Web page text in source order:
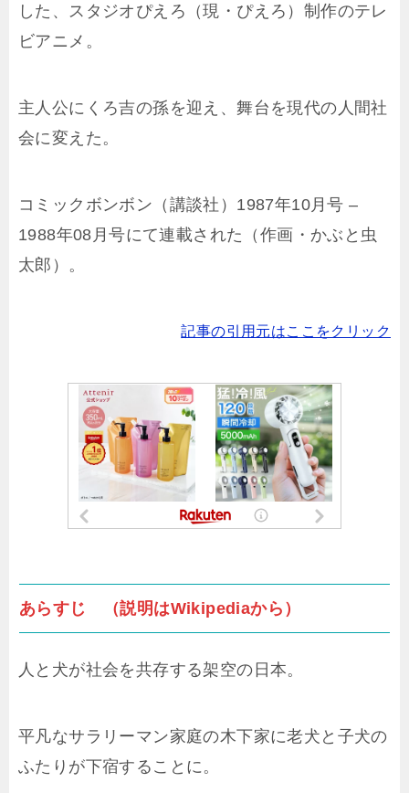
した、スタジオぴえろ（現・ぴえろ）制作のテレ
ビアニメ。
主人公にくろ吉の孫を迎え、舞台を現代の人間社
会に変えた。
コミックボンボン（講談社）1987年10月号 –
1988年08月号にて連載された（作画・かぶと虫
太郎）。
記事の引用元はここをクリック
あらすじ （説明はWikipediaから）
人と犬が社会を共存する架空の日本。
平凡なサラリーマン家庭の木下家に老犬と子犬の
ふたりが下宿することに。